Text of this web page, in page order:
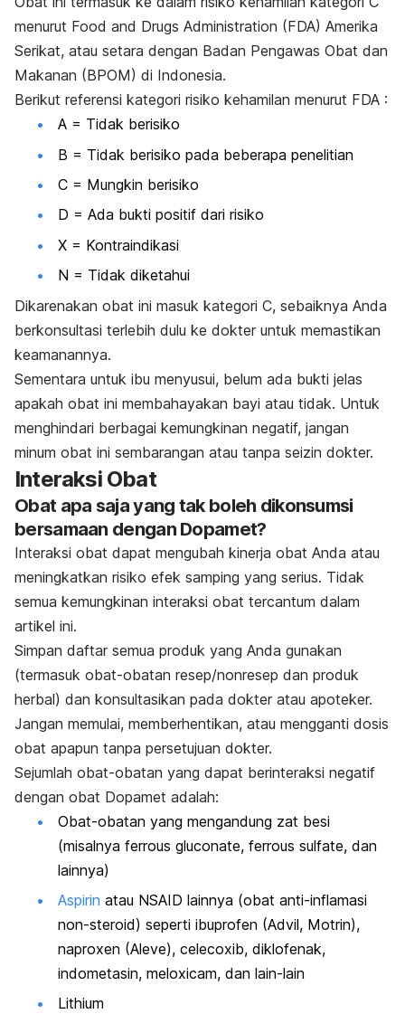
menurut Food and Drugs Administration (FDA) Amerika
Serikat, atau setara dengan Badan Pengawas Obat dan
Makanan (BPOM) di Indonesia.
Berikut referensi kategori risiko kehamilan menurut FDA :
A = Tidak berisiko
B = Tidak berisiko pada beberapa penelitian
C = Mungkin berisiko
D = Ada bukti positif dari risiko
X = Kontraindikasi
N = Tidak diketahui
Dikarenakan obat ini masuk kategori C, sebaiknya Anda
berkonsultasi terlebih dulu ke dokter untuk memastikan
keamanannya.
Sementara untuk ibu menyusui, belum ada bukti jelas
apakah obat ini membahayakan bayi atau tidak. Untuk
menghindari berbagai kemungkinan negatif, jangan
minum obat ini sembarangan atau tanpa seizin dokter.
Interaksi Obat
Obat apa saja yang tak boleh dikonsumsi
bersamaan dengan Dopamet?
Interaksi obat dapat mengubah kinerja obat Anda atau
meningkatkan risiko efek samping yang serius. Tidak
semua kemungkinan interaksi obat tercantum dalam
artikel ini.
Simpan daftar semua produk yang Anda gunakan
(termasuk obat-obatan resep/nonresep dan produk
herbal) dan konsultasikan pada dokter atau apoteker.
Jangan memulai, memberhentikan, atau mengganti dosis
obat apapun tanpa persetujuan dokter.
Sejumlah obat-obatan yang dapat berinteraksi negatif
dengan obat Dopamet adalah:
Obat-obatan yang mengandung zat besi
(misalnya ferrous gluconate, ferrous sulfate, dan
lainnya)
Aspirin atau NSAID lainnya (obat anti-inflamasi
non-steroid) seperti ibuprofen (Advil, Motrin),
naproxen (Aleve), celecoxib, diklofenak,
indometasin, meloxicam, dan lain-lain
Lithium